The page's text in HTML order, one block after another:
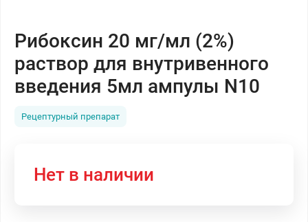
Рибоксин 20 мг/мл (2%)
раствор для внутривенного
введения 5мл ампулы N10
Рецептурный препарат
Нет в наличии